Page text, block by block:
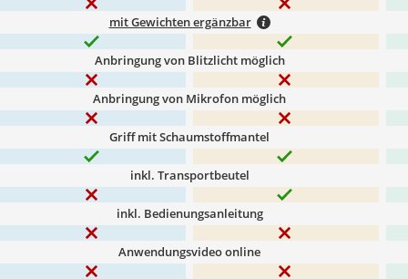
mit Gewichten ergänzbar
Anbringung von Blitzlicht möglich
Anbringung von Mikrofon möglich
Griff mit Schaumstoffmantel
inkl. Transportbeutel
inkl. Bedienungsanleitung
Anwendungsvideo online